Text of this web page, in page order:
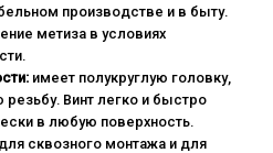
производстве и в быту.
метиза в условиях
имеет полукруглую головку,
Винт легко и быстро
в любую поверхность.
сквозного монтажа и для